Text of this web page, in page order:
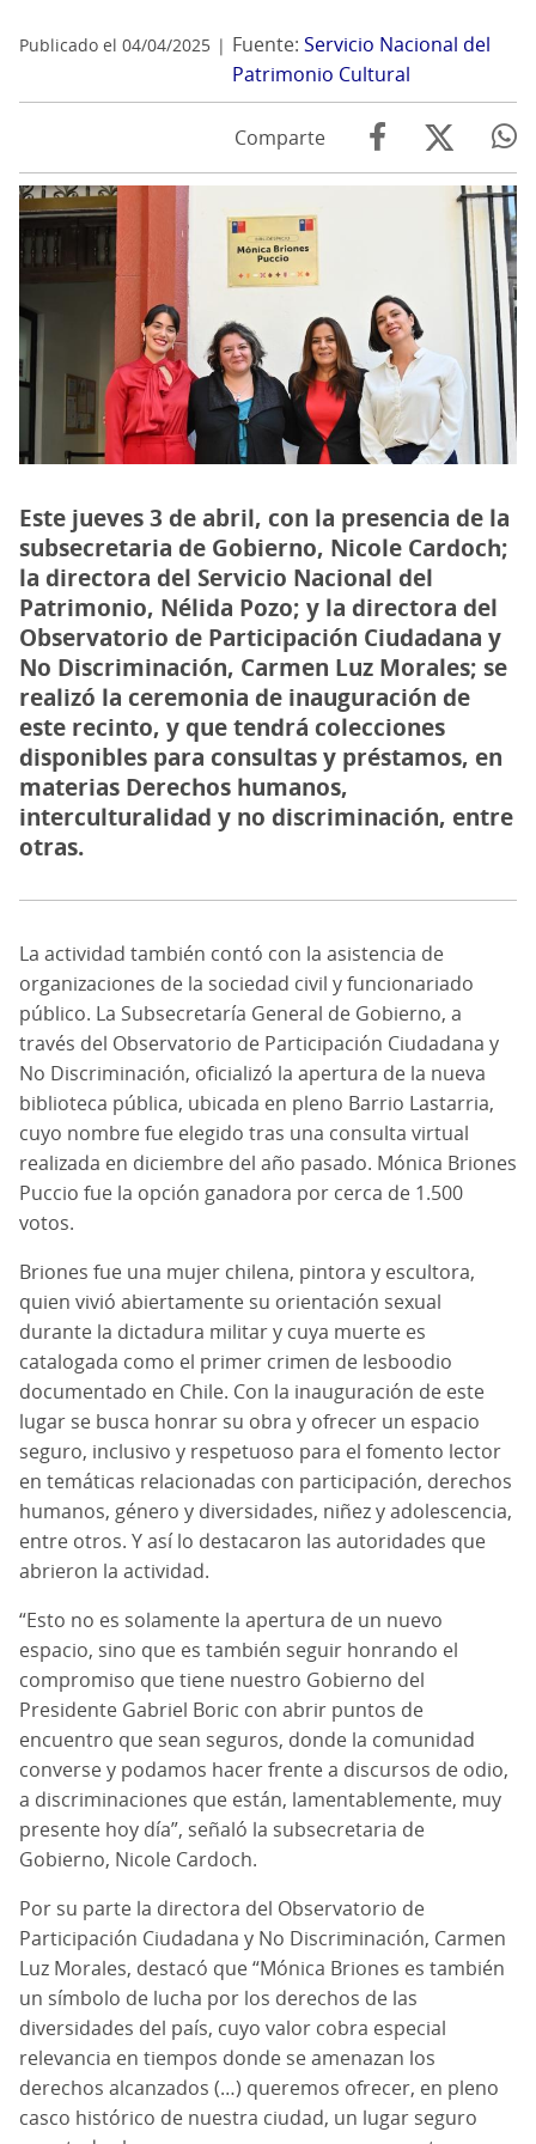
Publicado el 04/04/2025 Fuente: Servicio Nacional del
Patrimonio Cultural
Comparte
Este jueves 3 de abril, con la presencia de la
subsecretaria de Gobierno, Nicole Cardoch;
la directora del Servicio Nacional del
Patrimonio, Nélida Pozo; y la directora del
Observatorio de Participación Ciudadana y
No Discriminación, Carmen Luz Morales; se
realizó la ceremonia de inauguración de
este recinto, y que tendrá colecciones
disponibles para consultas y préstamos, en
materias Derechos humanos,
interculturalidad y no discriminación, entre
otras.
La actividad también contó con la asistencia de
organizaciones de la sociedad civil y funcionariado
público. La Subsecretaría General de Gobierno, a
través del Observatorio de Participación Ciudadana y
No Discriminación, oficializó la apertura de la nueva
biblioteca pública, ubicada en pleno Barrio Lastarria,
cuyo nombre fue elegido tras una consulta virtual
realizada en diciembre del año pasado. Mónica Briones
Puccio fue la opción ganadora por cerca de 1.500
votos.
Briones fue una mujer chilena, pintora y escultora,
quien vivió abiertamente su orientación sexual
durante la dictadura militar y cuya muerte es
catalogada como el primer crimen de lesboodio
documentado en Chile. Con la inauguración de este
lugar se busca honrar su obra y ofrecer un espacio
seguro, inclusivo y respetuoso para el fomento lector
en temáticas relacionadas con participación, derechos
humanos, género y diversidades, niñez y adolescencia,
entre otros. Y así lo destacaron las autoridades que
abrieron la actividad.
“Esto no es solamente la apertura de un nuevo
espacio, sino que es también seguir honrando el
compromiso que tiene nuestro Gobierno del
Presidente Gabriel Boric con abrir puntos de
encuentro que sean seguros, donde la comunidad
converse y podamos hacer frente a discursos de odio,
a discriminaciones que están, lamentablemente, muy
presente hoy día”, señaló la subsecretaria de
Gobierno, Nicole Cardoch.
Por su parte la directora del Observatorio de
Participación Ciudadana y No Discriminación, Carmen
Luz Morales, destacó que “Mónica Briones es también
un símbolo de lucha por los derechos de las
diversidades del país, cuyo valor cobra especial
relevancia en tiempos donde se amenazan los
derechos alcanzados (…) queremos ofrecer, en pleno
casco histórico de nuestra ciudad, un lugar seguro